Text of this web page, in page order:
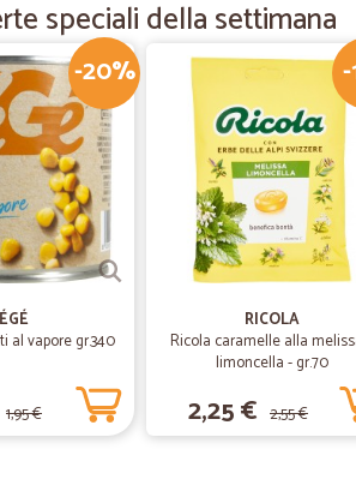
Prodotto conforme a
prezzi sempre
prezzi sempre
azienda. Sicuramente
speciali della settimana
-20%
al vapore gr.340
1,95 €
RICOLA
Ricola caramelle alla
limoncella - gr.70
2,25 € 2,55 €